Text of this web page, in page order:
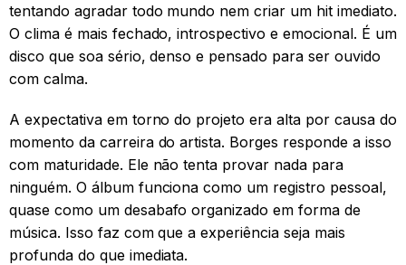
tentando agradar todo mundo nem criar um hit imediato.
O clima é mais fechado, introspectivo e emocional. É um
disco que soa sério, denso e pensado para ser ouvido
com calma.
A expectativa em torno do projeto era alta por causa do
momento da carreira do artista. Borges responde a isso
com maturidade. Ele não tenta provar nada para
ninguém. O álbum funciona como um registro pessoal,
quase como um desabafo organizado em forma de
música. Isso faz com que a experiência seja mais
profunda do que imediata.